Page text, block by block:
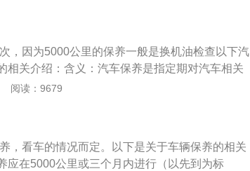
辆信息，然后上传到厂家的全国联保系统中去。
导致脱保。做首保前要注意几点:首先最好提前给
可能遇上没有车间或者要排队半天的情况。去做
如维修手册、行车本等，如果不确定的话，一定
，因为5000公里的保养一般是换机油检查以下汽
相关介绍：含义：汽车保养是指定期对汽车相关
滑、调整或更换某些零件的预防性工作，又称汽
动力转向系统等的保养范围。作用：汽车保养
况正常，消除隐患，预防故障发生，减缓劣化过
阅读：9679
，看车的情况而定。以下是关于车辆保养的相关
应在5000公里或三个月内进行（以先到为标